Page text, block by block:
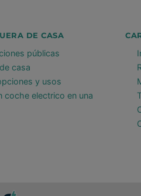
DE CASA
públicas
casa
y usos
coche electrico en una